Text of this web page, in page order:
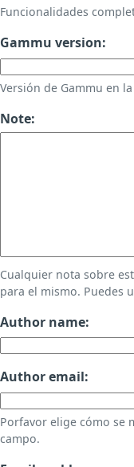
Funcionalidades
Gammu version:
Versión de Gammu en
Note:
Cualquier nota sobre
para el mismo. Puedes
Author name:
Author email:
Porfavor elige cómo se
campo.